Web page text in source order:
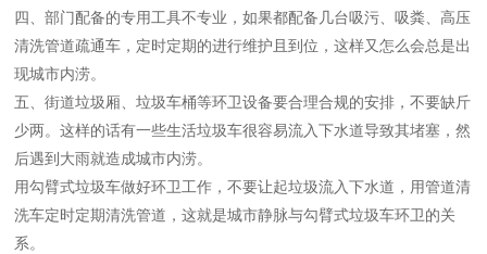
四、部门配备的专用工具不专业，如果都配备几台吸污、吸粪、高压
清洗管道疏通车，定时定期的进行维护且到位，这样又怎么会总是出
现城市内涝。
五、街道垃圾厢、垃圾车桶等环卫设备要合理合规的安排，不要缺斤
少两。这样的话有一些生活垃圾车很容易流入下水道导致其堵塞，然
后遇到大雨就造成城市内涝。
用勾臂式垃圾车做好环卫工作，不要让起垃圾流入下水道，用管道清
洗车定时定期清洗管道，这就是城市静脉与勾臂式垃圾车环卫的关
系。